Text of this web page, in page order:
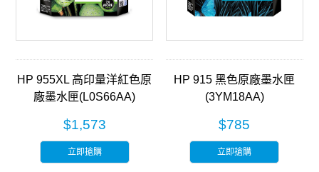
HP 955XL 高印量洋紅色原
廠墨水匣(L0S66AA)
$1,573
立即搶購
HP 915 黑色原廠墨水匣
(3YM18AA)
$785
立即搶購